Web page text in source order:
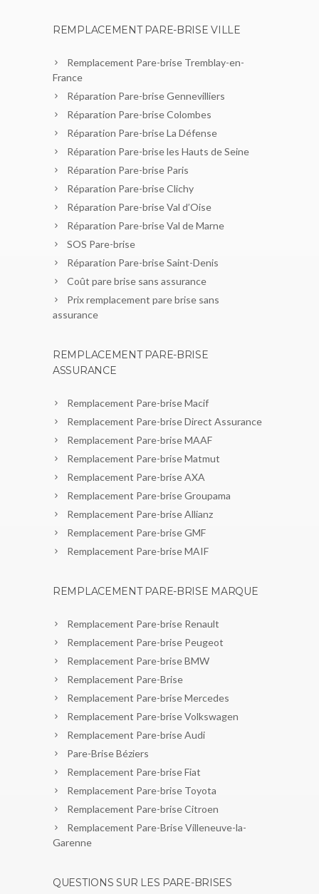
REMPLACEMENT PARE-BRISE VILLE
Remplacement Pare-brise Tremblay-en-
France
Réparation Pare-brise Gennevilliers
Réparation Pare-brise Colombes
Réparation Pare-brise La Défense
Réparation Pare-brise les Hauts de Seine
Réparation Pare-brise Paris
Réparation Pare-brise Clichy
Réparation Pare-brise Val d’Oise
Réparation Pare-brise Val de Marne
SOS Pare-brise
Réparation Pare-brise Saint-Denis
Coût pare brise sans assurance
Prix remplacement pare brise sans
assurance
REMPLACEMENT PARE-BRISE
ASSURANCE
Remplacement Pare-brise Macif
Remplacement Pare-brise Direct Assurance
Remplacement Pare-brise MAAF
Remplacement Pare-brise Matmut
Remplacement Pare-brise AXA
Remplacement Pare-brise Groupama
Remplacement Pare-brise Allianz
Remplacement Pare-brise GMF
Remplacement Pare-brise MAIF
REMPLACEMENT PARE-BRISE MARQUE
Remplacement Pare-brise Renault
Remplacement Pare-brise Peugeot
Remplacement Pare-brise BMW
Remplacement Pare-Brise
Remplacement Pare-brise Mercedes
Remplacement Pare-brise Volkswagen
Remplacement Pare-brise Audi
Pare-Brise Béziers
Remplacement Pare-brise Fiat
Remplacement Pare-brise Toyota
Remplacement Pare-brise Citroen
Remplacement Pare-Brise Villeneuve-la-
Garenne
QUESTIONS SUR LES PARE-BRISES